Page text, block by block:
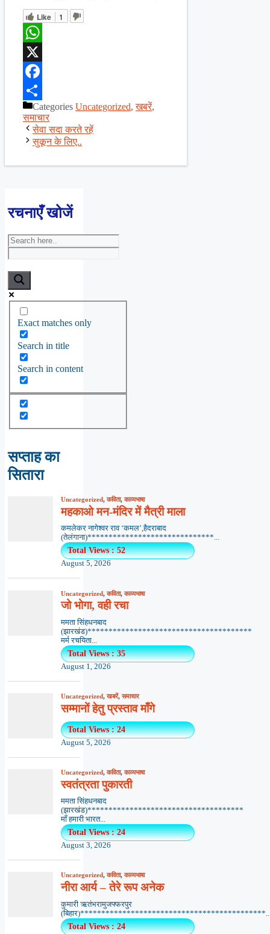
Like 1
WhatsApp
X
Facebook
ShareCategories Uncategorized,खबरें,
समाचार
सेवा सदा करते रहें
सुकून के लिए..
रचनाएँ खोजें
Exact matches only
Search in title
Search in content
सप्ताह का
सितारा
Uncategorized,कविता,काव्यभाषा
महकाओ मन-मंदिर में मैत्री माला
कमलेकर नागेश्वर राव ‘कमल’,हैदराबाद
(तेलंगाना)******************************...
Total Views : 52
August 5, 2026
Uncategorized,कविता,काव्यभाषा
जो भोगा, वही रचा
ममता सिंहधनबाद
(झारखंड)***************************************
मर्म रचयिता...
Total Views : 35
August 1, 2026
Uncategorized,खबरें,समाचार
सम्मानों हेतु प्रस्ताव माँगे
Total Views : 24
August 5, 2026
Uncategorized,कविता,काव्यभाषा
स्वतंत्रता पुकारती
ममता सिंहधनबाद
(झारखंड)*************************************
माँ हमारी भारत...
Total Views : 24
August 3, 2026
Uncategorized,कविता,काव्यभाषा
नीरा आर्य – तेरे रूप अनेक
कुमारी ऋतंभरामुजफ्फरपुर
Total Views : 24